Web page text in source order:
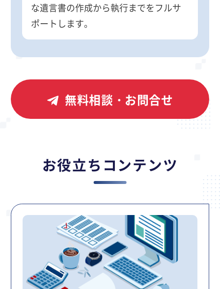
な遺言書の作成から執行までをフルサ
ポートします。
無料相談・お問合せ
お役立ちコンテンツ